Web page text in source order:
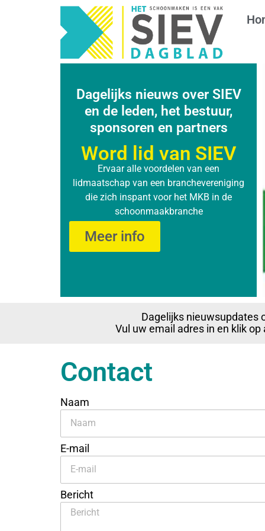
Dagelijks nieuws over SIEV
en de leden, het bestuur,
sponsoren en partners
Word lid van SIEV
Ervaar alle voordelen van een
lidmaatschap van een branchevereniging
die zich inspant voor het MKB in de
schoonmaakbranche
Meer info
Dagelijks nieuwsupdates
Vul uw email adres in en klik
Contact
Naam
E-mail
Bericht